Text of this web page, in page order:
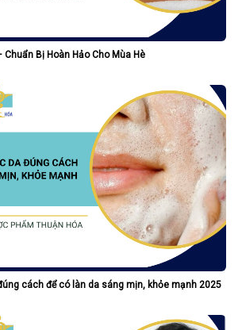
Chuẩn Bị Hoàn Hảo Cho Mùa Hè
cách để có làn da sáng mịn, khỏe mạnh 2025